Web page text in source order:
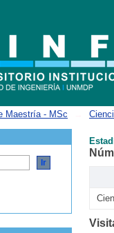
Maestría - MSc